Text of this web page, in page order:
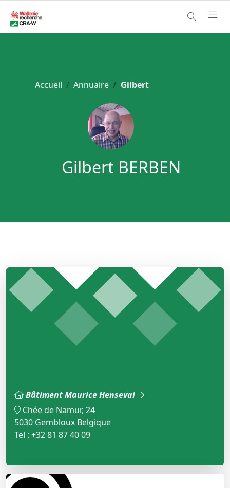
Accueil Annuaire Gilbert
Gilbert BERBEN
Bâtiment Maurice Henseval
Chée de Namur, 24
5030 Gembloux Belgique
Tel : +32 81 87 40 09